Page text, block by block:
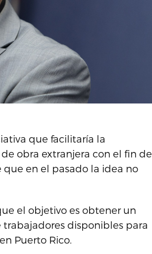
que facilitaría la
obra extranjera con el fin de
en el pasado la idea no
el objetivo es obtener un
disponibles para
Puerto Rico.